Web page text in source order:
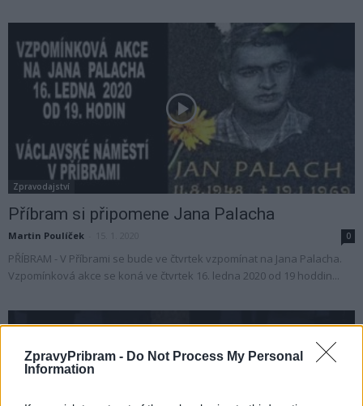
ZpravyPribram - Do Not Process My Personal
Information
Zpravodajství
Příbram si připomene Jana Palacha
Martin Poulíček 0
PŘÍBRAM - V Příbrami se bude ve čtvrtek vzpomínat na Jana Palacha.
Vzpomínková akce se koná ve čtvrtek 16. ledna 2020 od 19 hoddin...